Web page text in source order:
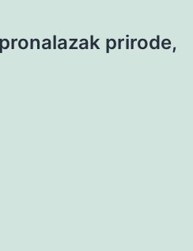
prirode,